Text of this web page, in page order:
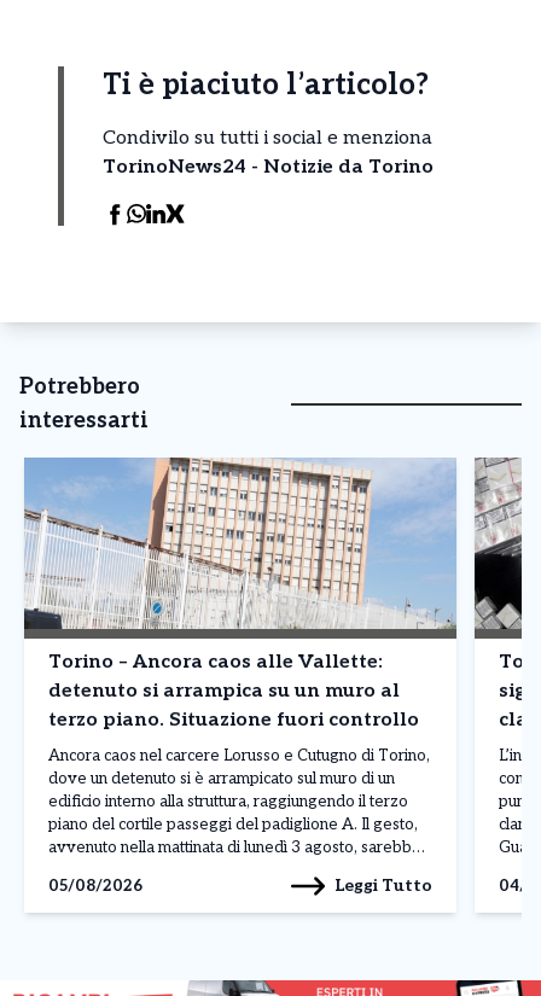
Ti è piaciuto l’articolo?
Condivilo su tutti i social e menziona
TorinoNews24 - Notizie da Torino
Potrebbero
interessarti
Torino – Ancora caos alle Vallette:
detenuto si arrampica su un muro al
terzo piano. Situazione fuori controllo
Ancora caos nel carcere Lorusso e Cutugno di Torino,
dove un detenuto si è arrampicato sul muro di un
edificio interno alla struttura, raggiungendo il terzo
piano del cortile passeggi del padiglione A. Il gesto,
avvenuto nella mattinata di lunedì 3 agosto, sarebbe
ancora stati […]
05/08/2026 Leggi Tutto 04/